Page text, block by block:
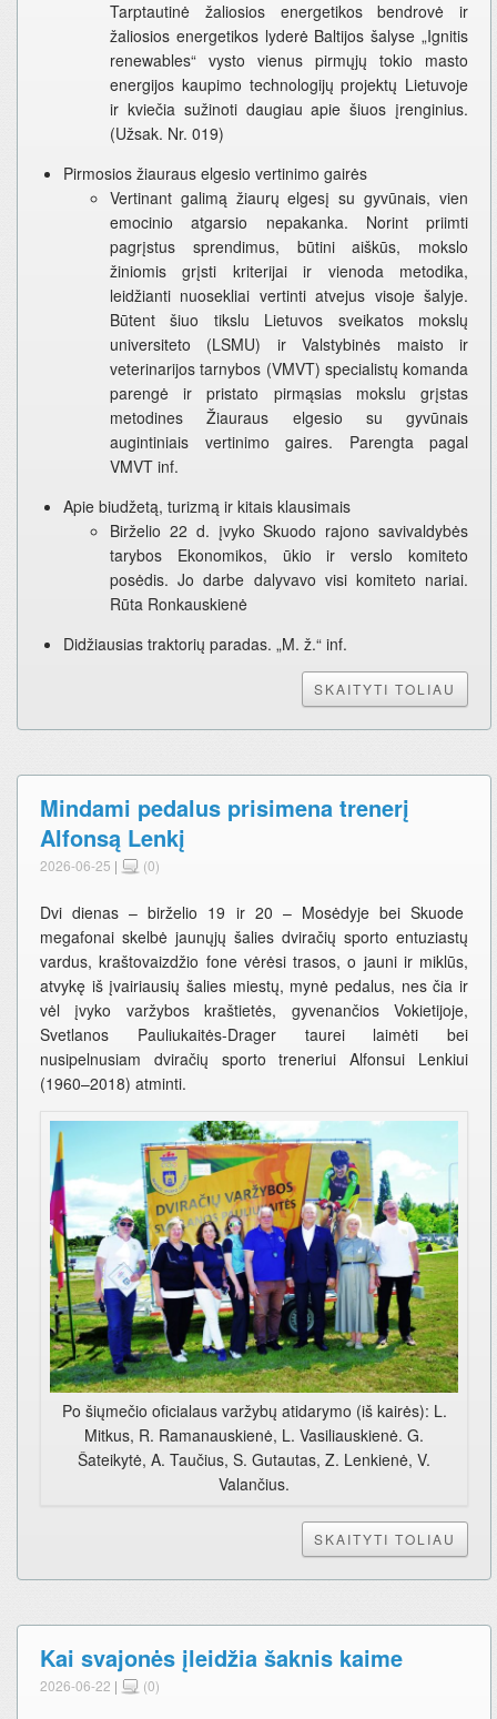
Tarptautinė žaliosios energetikos bendrovė ir
žaliosios energetikos lyderė Baltijos šalyse „Ignitis
renewables“ vysto vienus pirmųjų tokio masto
energijos kaupimo technologijų projektų Lietuvoje
ir kviečia sužinoti daugiau apie šiuos įrenginius.
(Užsak. Nr. 019)
Pirmosios žiauraus elgesio vertinimo gairės
Vertinant galimą žiaurų elgesį su gyvūnais, vien
emocinio atgarsio nepakanka. Norint priimti
pagrįstus sprendimus, būtini aiškūs, mokslo
žiniomis grįsti kriterijai ir vienoda metodika,
leidžianti nuosekliai vertinti atvejus visoje šalyje.
Būtent šiuo tikslu Lietuvos sveikatos mokslų
universiteto (LSMU) ir Valstybinės maisto ir
veterinarijos tarnybos (VMVT) specialistų komanda
parengė ir pristato pirmąsias mokslu grįstas
metodines Žiauraus elgesio su gyvūnais
augintiniais vertinimo gaires. Parengta pagal
VMVT inf.
Apie biudžetą, turizmą ir kitais klausimais
Birželio 22 d. įvyko Skuodo rajono savivaldybės
tarybos Ekonomikos, ūkio ir verslo komiteto
posėdis. Jo darbe dalyvavo visi komiteto nariai.
Rūta Ronkauskienė
Didžiausias traktorių paradas. „M. ž.“ inf.
SKAITYTI TOLIAU
Mindami pedalus prisimena trenerį
Alfonsą Lenkį
2026-06-25 | (0)
Dvi dienas – birželio 19 ir 20 – Mosėdyje bei Skuode
megafonai skelbė jaunųjų šalies dviračių sporto entuziastų
vardus, kraštovaizdžio fone vėrėsi trasos, o jauni ir miklūs,
atvykę iš įvairiausių šalies miestų, mynė pedalus, nes čia ir
vėl įvyko varžybos kraštietės, gyvenančios Vokietijoje,
Svetlanos Pauliukaitės-Drager taurei laimėti bei
nusipelnusiam dviračių sporto treneriui Alfonsui Lenkiui
(1960–2018) atminti.
Po šiųmečio oficialaus varžybų atidarymo (iš kairės): L.
Mitkus, R. Ramanauskienė, L. Vasiliauskienė. G.
Šateikytė, A. Taučius, S. Gutautas, Z. Lenkienė, V.
Valančius.
SKAITYTI TOLIAU
Kai svajonės įleidžia šaknis kaime
2026-06-22 | (0)